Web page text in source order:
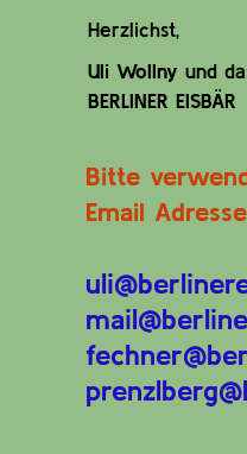
Herzlichst,
Uli Wollny und
BERLINER EISBÄR
Bitte
Email